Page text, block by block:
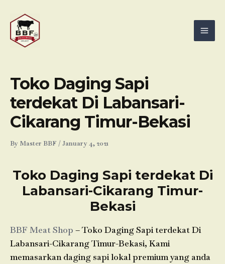
content
Toko Daging Sapi
terdekat Di Labansari-
Cikarang Timur-Bekasi
By Master BBF /January 4, 2021
Toko Daging Sapi terdekat Di
Labansari-Cikarang Timur-
Bekasi
BBF Meat Shop – Toko Daging Sapi terdekat Di
Labansari-Cikarang Timur-Bekasi, Kami
memasarkan daging sapi lokal premium yang anda